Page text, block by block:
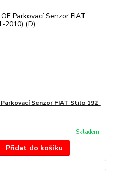
Senzor FIAT Stilo 192_
Skladem
Přidat do košíku